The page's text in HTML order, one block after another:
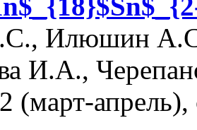
Илюшин
И.А.,
(март-апрель),